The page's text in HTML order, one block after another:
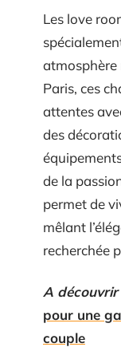
Les love
atmosphère
Paris, ces
attentes
des
de la
permet de
mêlant
recherchée
A découvrir
pour une
couple